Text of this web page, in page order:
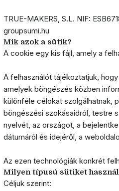
TRUE-MAKERS, S.L. NIF:
groupsumi.hu​
Mik azok a sütik?
A cookie egy kis fájl, amely a
A felhasználót tájékoztatjuk,
amelyek böngészés közben
különféle célokat szolgálhatnak,
böngészési szokásaidról, testre
nyelvét, az országot, a
dátumáról és idejéről, a
Az ezen technológiák konkrét
Milyen típusú sütiket
Céljuk szerint: